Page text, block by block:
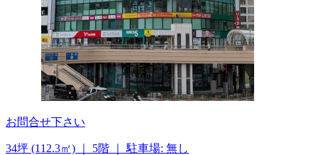
お問合せ下さい
34坪 (112.3㎡) 5階 駐車場: 無し